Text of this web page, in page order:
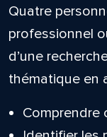
Quatre
professionnel
d’une
thématique en
Comprendre